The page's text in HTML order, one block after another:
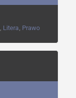
Litera Prawo